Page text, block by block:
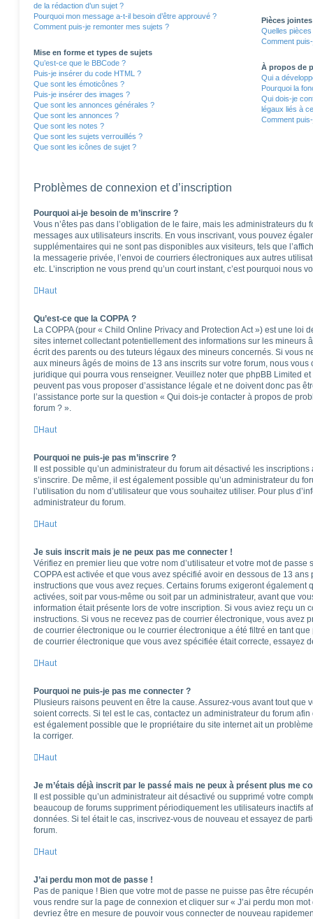
de la rédaction d’un sujet ?
Pourquoi mon message a-t-il besoin d’être approuvé ?
Comment puis-je remonter mes sujets ?
Mise en forme et types de sujets
Qu’est-ce que le BBCode ?
Puis-je insérer du code HTML ?
Que sont les émoticônes ?
Puis-je insérer des images ?
Que sont les annonces générales ?
Que sont les annonces ?
Que sont les notes ?
Que sont les sujets verrouillés ?
Que sont les icônes de sujet ?
Pièces jointes
Quelles
Comment
À propos de
Qui a
Pourquoi la
Qui dois-je
légaux liés à
Comment
Problèmes de connexion et d’inscription
Pourquoi ai-je besoin de m’inscrire ?
Vous n’êtes pas dans l’obligation de le faire, mais les administrateurs
messages aux utilisateurs inscrits. En vous inscrivant, vous pouvez
supplémentaires qui ne sont pas disponibles aux visiteurs, tels que
la messagerie privée, l’envoi de courriers électroniques aux autres
etc. L’inscription ne vous prend qu’un court instant, c’est pourquoi nous
Haut
Qu’est-ce que la COPPA ?
La COPPA (pour « Child Online Privacy and Protection Act ») est une loi
sites internet collectant potentiellement des informations sur les mineurs
écrit des parents ou des tuteurs légaux des mineurs concernés. Si vous
aux mineurs âgés de moins de 13 ans inscrits sur votre forum, nous
juridique qui pourra vous renseigner. Veuillez noter que phpBB Limited
peuvent pas vous proposer d’assistance légale et ne doivent donc pas
l’assistance porte sur la question « Qui dois-je contacter à propos de
forum ? ».
Haut
Pourquoi ne puis-je pas m’inscrire ?
Il est possible qu’un administrateur du forum ait désactivé les
s’inscrire. De même, il est également possible qu’un administrateur du
l’utilisation du nom d’utilisateur que vous souhaitez utiliser. Pour plus
administrateur du forum.
Haut
Je suis inscrit mais je ne peux pas me connecter !
Vérifiez en premier lieu que votre nom d’utilisateur et votre mot de
COPPA est activée et que vous avez spécifié avoir en dessous de 13
instructions que vous avez reçues. Certains forums exigeront également
activées, soit par vous-même ou soit par un administrateur, avant que
information était présente lors de votre inscription. Si vous aviez reçu un
instructions. Si vous ne recevez pas de courrier électronique, vous avez
de courrier électronique ou le courrier électronique a été filtré en tant
de courrier électronique que vous avez spécifiée était correcte, essayez
Haut
Pourquoi ne puis-je pas me connecter ?
Plusieurs raisons peuvent en être la cause. Assurez-vous avant tout que
soient corrects. Si tel est le cas, contactez un administrateur du forum
est également possible que le propriétaire du site internet ait un
la corriger.
Haut
Je m’étais déjà inscrit par le passé mais ne peux à présent plus me
Il est possible qu’un administrateur ait désactivé ou supprimé votre
beaucoup de forums suppriment périodiquement les utilisateurs inactifs
données. Si tel était le cas, inscrivez-vous de nouveau et essayez de
forum.
Haut
J’ai perdu mon mot de passe !
Pas de panique ! Bien que votre mot de passe ne puisse pas être
vous rendre sur la page de connexion et cliquer sur « J’ai perdu mon
devriez être en mesure de pouvoir vous connecter de nouveau